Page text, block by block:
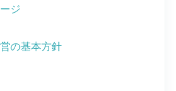
ジ
の基本方針